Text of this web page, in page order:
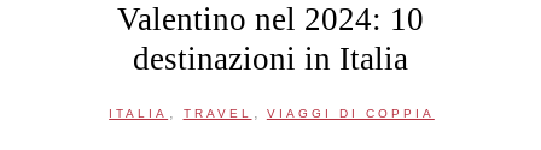
Valentino nel 2024: 10
destinazioni in Italia
ITALIA , TRAVEL , VIAGGI DI COPPIA